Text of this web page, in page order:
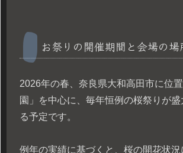
お祭りの開催期間と会場の場
2026年の春、奈良県大和高田市に位
園」を中心に、毎年恒例の桜祭りが
る予定です。
例年の実績に基づくと、桜の開花状況